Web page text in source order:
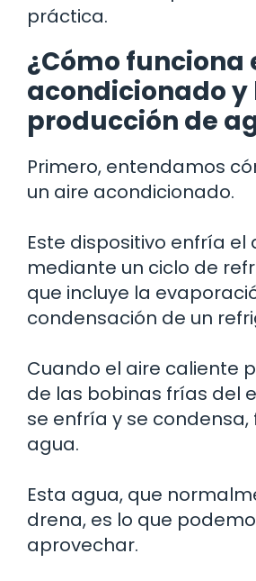
práctica.
¿Cómo funciona
acondicionado y
producción de
Primero, entendamos
un aire acondicionado.
Este dispositivo enfría el
mediante un ciclo de
que incluye la
condensación de un
Cuando el aire caliente
de las bobinas frías del
se enfría y se
agua.
Esta agua, que
drena, es lo que
aprovechar.